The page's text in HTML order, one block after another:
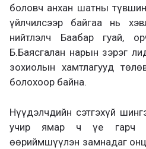
боловч анхан шатны
үйлчилсээр байгаа нь
нийтлэлч Баабар гуай,
Б.Баясгалан нарын зэрэг
зохиолын хамтлагууд
болохоор байна.
Нүүдэлчдийн сэтгэхүй
учир ямар ч үе гарч
өөриймшүүлэн замнадаг